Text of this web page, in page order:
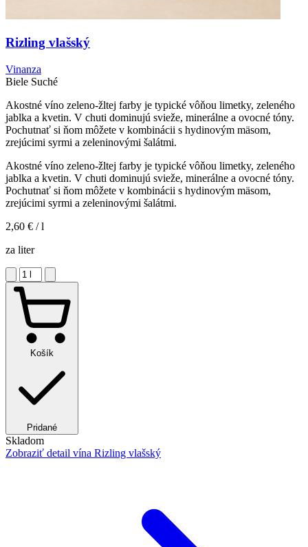
Rizling vlašský
Vinanza
Biele Suché
Akostné víno zeleno-žltej farby je typické vôňou limetky, zeleného
jablka a kvetin. V chuti dominujú svieže, minerálne a ovocné tóny.
Pochutnať si ňom môžete v kombinácii s hydinovým mäsom,
zrejúcimi syrmi a zeleninovými šalátmi.
Akostné víno zeleno-žltej farby je typické vôňou limetky, zeleného
jablka a kvetin. V chuti dominujú svieže, minerálne a ovocné tóny.
Pochutnať si ňom môžete v kombinácii s hydinovým mäsom,
zrejúcimi syrmi a zeleninovými šalátmi.
2,60 € / l
za liter
Košík
Pridané
Skladom
Zobraziť detail vína Rizling vlašský